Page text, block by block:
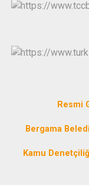
Resmi
Bergama
Kamu